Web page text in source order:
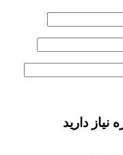
نیاز دارید